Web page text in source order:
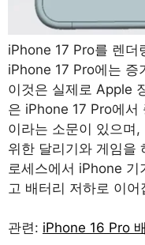
iPhone 17 Pro를 렌더
iPhone 17 Pro에는 증
이것은 실제로 Apple
은 iPhone 17 Pro에서
이라는 소문이 있으며
위한 달리기와 게임을
로세스에서 iPhone 기
고 배터리 저하로 이어
관련: iPhone 16 Pro